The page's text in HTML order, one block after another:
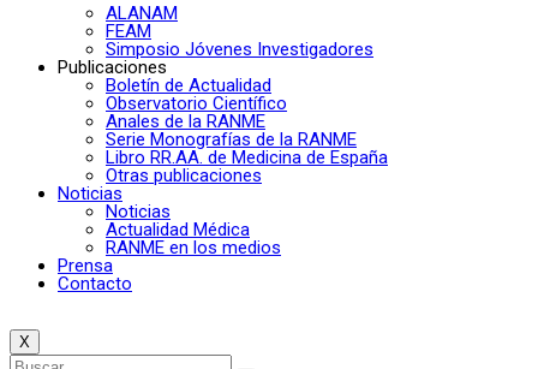
ALANAM
FEAM
Simposio Jóvenes Investigadores
Publicaciones
Boletín de Actualidad
Observatorio Científico
Anales de la RANME
Serie Monografías de la RANME
Libro RR.AA. de Medicina de España
Otras publicaciones
Noticias
Noticias
Actualidad Médica
RANME en los medios
Prensa
Contacto
X